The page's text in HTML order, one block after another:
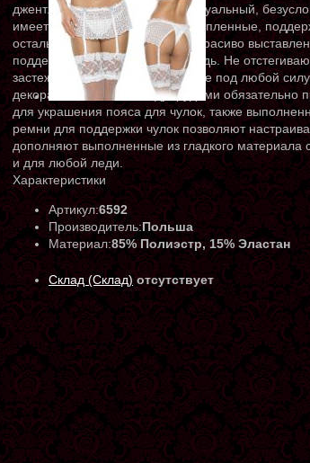
джентльменов. Невероятно сексуальный,
имеет низкие чашки, слегка укрепленные,
остальная часть груди видна и красиво
поддерживать естественную грудь. Не
застежка позволяют подогнать ее под любой
декоративный бант между грудями обязательно
для украшения пояса для чулок, также
ремни для поддержки чулок позволяют
дополняют выполненные из гладкого материала
и для любой леди.
Характеристики
Артикул:6592
Производитель:Польша
Материал:85% Полиэстр, 15% Эластан
Склад (Склад) отсутствует